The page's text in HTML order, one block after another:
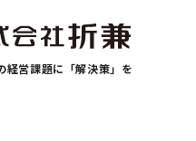
経営課題に「解決策」を